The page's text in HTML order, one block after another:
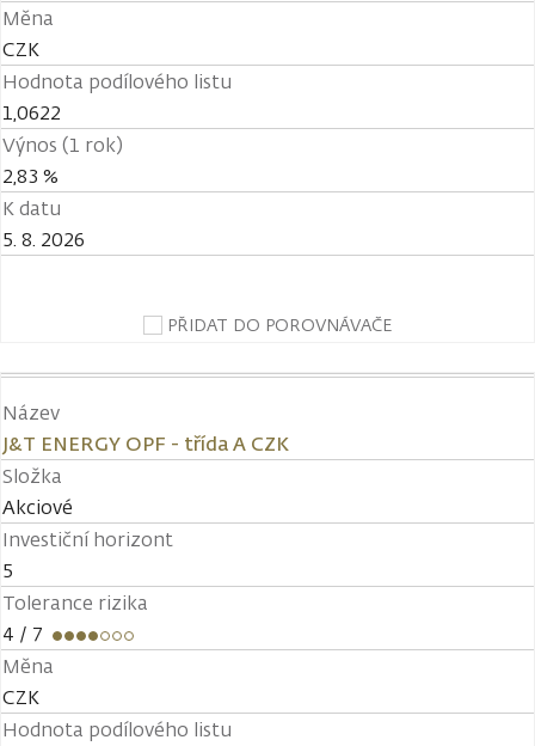
Měna
CZK
Hodnota podílového listu
1,0622
Výnos (1 rok)
2,83 %
K datu
5. 8. 2026
PŘIDAT DO POROVNÁVAČE
Název
J&T ENERGY OPF - třída A CZK
Složka
Akciové
Investiční horizont
5
Tolerance rizika
4 / 7
Měna
CZK
Hodnota podílového listu